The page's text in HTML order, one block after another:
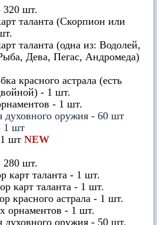
320 шт.
таланта (Скорпион или
таланта (одна из: Водолей,
Дева, Пегас, Андромеда)
красного астрала (есть
- 1 шт.
- 1 шт.
духовного оружия - 60 шт
1 шт
шт NEW
280 шт.
карт таланта - 1 шт.
карт таланта - 1 шт.
красного астрала - 1 шт.
орнаментов - 1 шт.
духовного оружия - 50 шт.